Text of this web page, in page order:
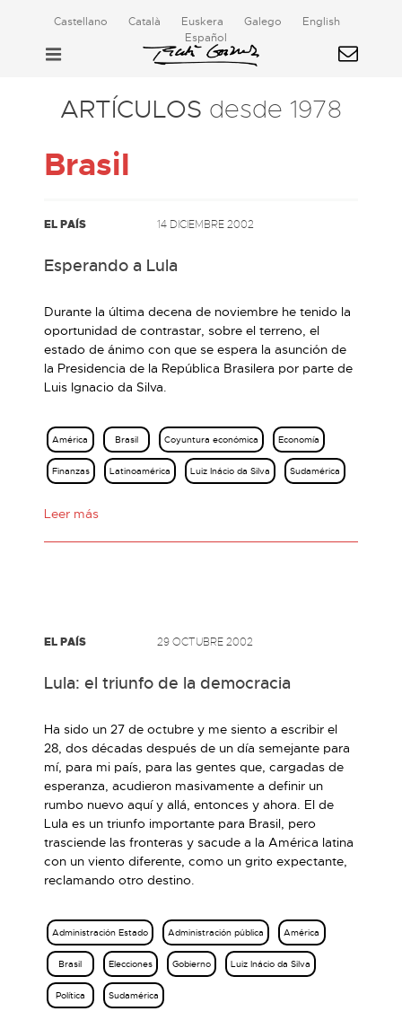
Castellano Català Euskera Galego
English
Español
ARTÍCULOS desde 1978
Brasil
EL PAÍS 14 DICIEMBRE 2002
Esperando a Lula
Durante la última decena de noviembre he tenido la
oportunidad de contrastar, sobre el terreno, el
estado de ánimo con que se espera la asunción de
la Presidencia de la República Brasilera por parte de
Luis Ignacio da Silva.
América Brasil Coyuntura económica Economía
Finanzas Latinoamérica Luiz Inácio da Silva Sudamérica
Leer más
EL PAÍS 29 OCTUBRE 2002
Lula: el triunfo de la democracia
Ha sido un 27 de octubre y me siento a escribir el
28, dos décadas después de un día semejante para
mí, para mi país, para las gentes que, cargadas de
esperanza, acudieron masivamente a definir un
rumbo nuevo aquí y allá, entonces y ahora. El de
Lula es un triunfo importante para Brasil, pero
trasciende las fronteras y sacude a la América latina
con un viento diferente, como un grito expectante,
reclamando otro destino.
Administración Estado Administración pública América
Brasil Elecciones Gobierno Luiz Inácio da Silva
Política Sudamérica